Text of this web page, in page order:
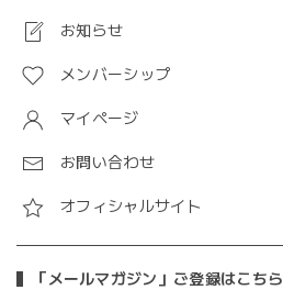
お知らせ
メンバーシップ
マイページ
お問い合わせ
オフィシャルサイト
「メールマガジン」ご登録はこちら